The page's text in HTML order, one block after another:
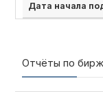
Дата начала
Отчёты по